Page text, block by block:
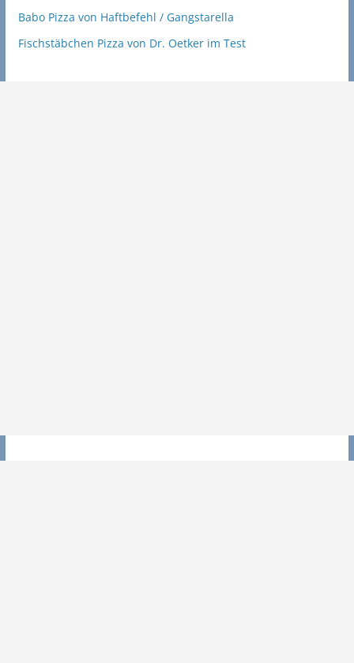
Babo Pizza von Haftbefehl / Gangstarella
Fischstäbchen Pizza von Dr. Oetker im Test